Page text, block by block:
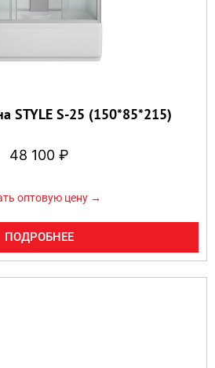
STYLE S-25 (150*85*215)
48 100 ₽
оптовую цену →
ПОДРОБНЕЕ